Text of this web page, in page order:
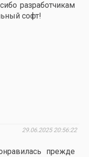
разработчикам
софт!
29.06.2025 20:56:22
прежде